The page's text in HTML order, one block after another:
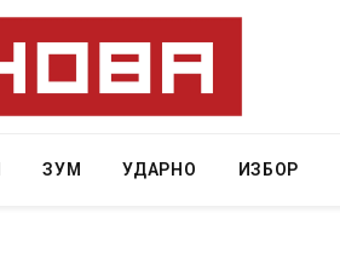
ЗУМ УДАРНО ИЗБОР